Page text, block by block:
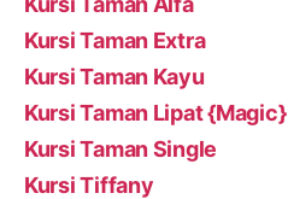
Kursi Taman Extra
Kursi Taman Kayu
Kursi Taman Lipat {Magic}
Kursi Taman Single
Kursi Tiffany